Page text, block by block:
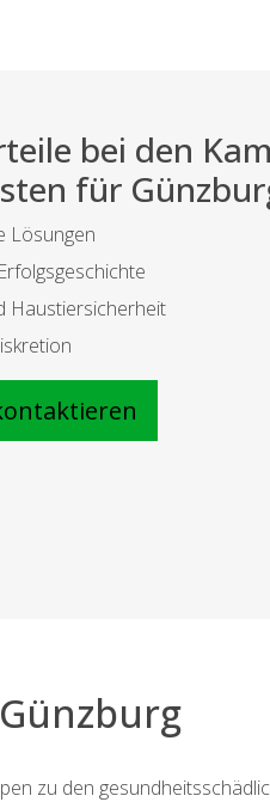
bei den
für
Lösungen
Haustiersicherheit
zu den